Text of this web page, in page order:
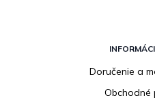
Doručenie a
Obchodné